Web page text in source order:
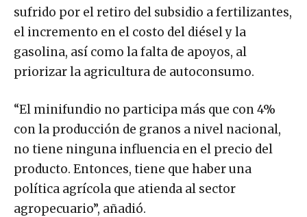
sufrido por el retiro del subsidio a fertilizantes,
el incremento en el costo del diésel y la
gasolina, así como la falta de apoyos, al
priorizar la agricultura de autoconsumo.
“El minifundio no participa más que con 4%
con la producción de granos a nivel nacional,
no tiene ninguna influencia en el precio del
producto. Entonces, tiene que haber una
política agrícola que atienda al sector
agropecuario”, añadió.